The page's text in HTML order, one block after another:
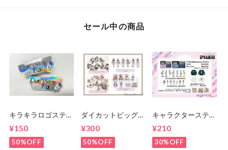
セール中の商品
キラキラロゴステッ
カー
¥150
50%OFF
ダイカットビッグク
リアステッカー
¥300
50%OFF
キャラクターステッ
カー
¥210
30%OFF